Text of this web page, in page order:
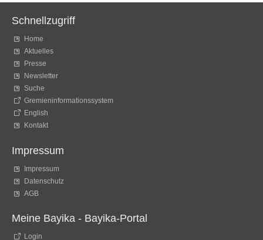
Schnellzugriff
Home
Aktuelles
Presse
Newsletter
Suche
Gremieninformationssystem
English
Kontakt
Impressum
Impressum
Datenschutz
AGB
Meine Bayika - Bayika-Portal
Login